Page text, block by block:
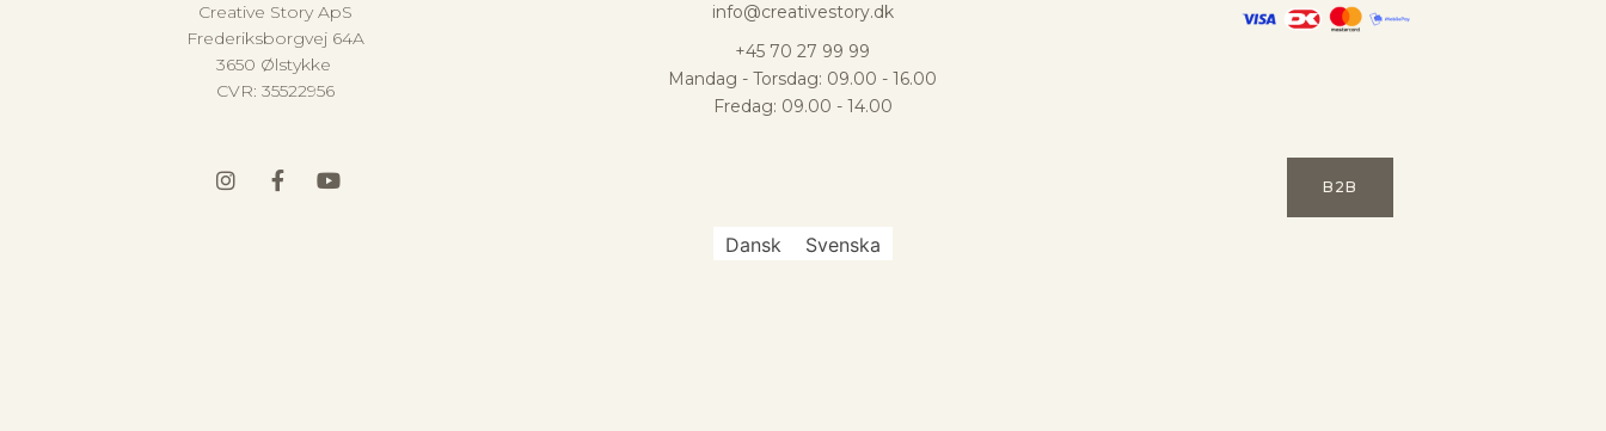
Creative Story ApS
Frederiksborgvej 64A
3650 Ølstykke
CVR: 35522956
info@creativestory.dk
+45 70 27 99 99
Mandag - Torsdag: 09.00 - 16.00
Fredag: 09.00 - 14.00
B2B
Dansk Svenska